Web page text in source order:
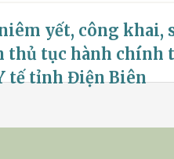
yết, công khai,
thủ tục hành chính
tế tỉnh Điện Biên